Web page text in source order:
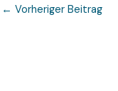
← Vorheriger Beitrag